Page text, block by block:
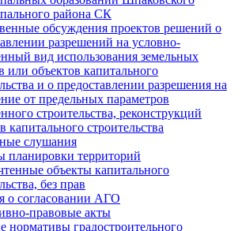
района СК
обсуждения проектов решений о
разрешений на условно-
вид использования земельных
или объектов капитального
и о предоставлении разрешения на
от предельных параметров
строительства, реконструкций
капитального строительства
слушания
планировки территорий
объекты капитального
без прав
о согласовании АГО
правовые акты
нормативы градостроительного